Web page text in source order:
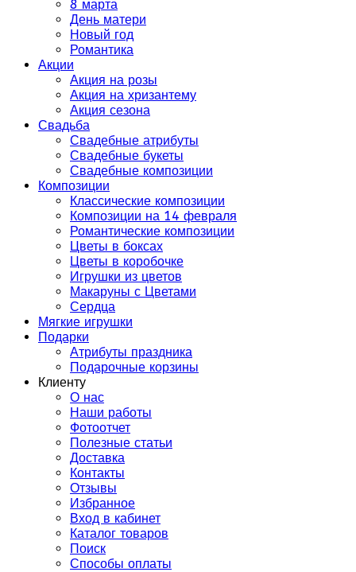
8 марта
День матери
Новый год
Романтика
Акции
Акция на розы
Акция на хризантему
Акция сезона
Свадьба
Свадебные атрибуты
Свадебные букеты
Свадебные композиции
Композиции
Классические композиции
Композиции на 14 февраля
Романтические композиции
Цветы в боксах
Цветы в коробочке
Игрушки из цветов
Макаруны с Цветами
Сердца
Мягкие игрушки
Подарки
Атрибуты праздника
Подарочные корзины
Клиенту
О нас
Наши работы
Фотоотчет
Полезные статьи
Доставка
Контакты
Отзывы
Избранное
Вход в кабинет
Каталог товаров
Поиск
Способы оплаты